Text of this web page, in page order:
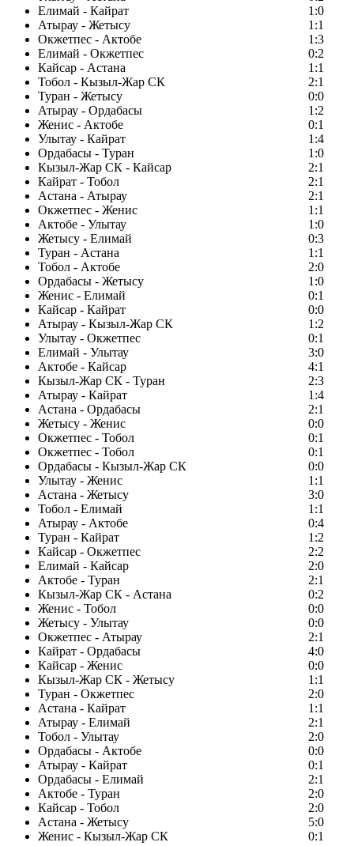
Елимай - Кайрат
1:0
Атырау - Жетысу
1:1
Окжетпес - Актобе
1:3
Елимай - Окжетпес
0:2
Кайсар - Астана
1:1
Тобол - Кызыл-Жар СК
2:1
Туран - Жетысу
0:0
Атырау - Ордабасы
1:2
Женис - Актобе
0:1
Улытау - Кайрат
1:4
Ордабасы - Туран
1:0
Кызыл-Жар СК - Кайсар
2:1
Кайрат - Тобол
2:1
Астана - Атырау
2:1
Окжетпес - Женис
1:1
Актобе - Улытау
1:0
Жетысу - Елимай
0:3
Туран - Астана
1:1
Тобол - Актобе
2:0
Ордабасы - Жетысу
1:0
Женис - Елимай
0:1
Кайсар - Кайрат
0:0
Атырау - Кызыл-Жар СК
1:2
Улытау - Окжетпес
0:1
Елимай - Улытау
3:0
Актобе - Кайсар
4:1
Кызыл-Жар СК - Туран
2:3
Атырау - Кайрат
1:4
Астана - Ордабасы
2:1
Жетысу - Женис
0:0
Окжетпес - Тобол
0:1
Окжетпес - Тобол
0:1
Ордабасы - Кызыл-Жар СК
0:0
Улытау - Женис
1:1
Астана - Жетысу
3:0
Тобол - Елимай
1:1
Атырау - Актобе
0:4
Туран - Кайрат
1:2
Кайсар - Окжетпес
2:2
Елимай - Кайсар
2:0
Актобе - Туран
2:1
Кызыл-Жар СК - Астана
0:2
Женис - Тобол
0:0
Жетысу - Улытау
0:0
Окжетпес - Атырау
2:1
Кайрат - Ордабасы
4:0
Кайсар - Женис
0:0
Кызыл-Жар СК - Жетысу
1:1
Туран - Окжетпес
2:0
Астана - Кайрат
1:1
Атырау - Елимай
2:1
Тобол - Улытау
2:0
Ордабасы - Актобе
0:0
Атырау - Кайрат
0:1
Ордабасы - Елимай
2:1
Актобе - Туран
2:0
Кайсар - Тобол
2:0
Астана - Жетысу
5:0
Женис - Кызыл-Жар СК
0:1